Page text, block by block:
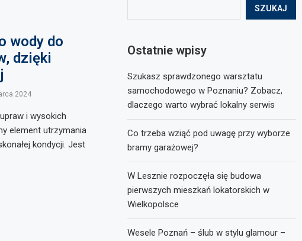
wody do
dzięki
2024
i wysokich
element utrzymania
kondycji. Jest
SZUKAJ
Ostatnie wpisy
Szukasz sprawdzonego warsztatu
samochodowego w Poznaniu? Zobacz,
dlaczego warto wybrać lokalny serwis
Co trzeba wziąć pod uwagę przy wyborze
bramy garażowej?
W Lesznie rozpoczęła się budowa
pierwszych mieszkań lokatorskich w
Wielkopolsce
Wesele Poznań – ślub w stylu glamour –